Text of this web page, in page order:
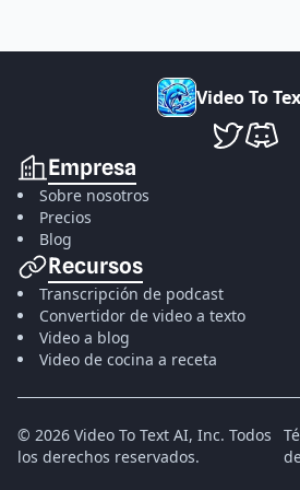
VideoToTex
Empresa
Sobre nosotros
Precios
Blog
Recursos
Transcripción de podcast
Convertidor de video a texto
Video a blog
Video de cocina a receta
© 2026 Video To Text AI, Inc. Todos
los derechos reservados.